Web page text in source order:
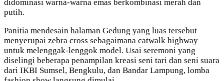
didominasi warna-warna emas berkombinasi merah dan
putih.
Panitia mendesain halaman Gedung yang luas tersebut
menyerupai zebra cross sebagaimana catwalk highway
untuk melenggak-lenggok model. Usai seremoni yang
diselingi beberapa penampilan kreasi seni tari dan seni suara
dari IKBI Sumsel, Bengkulu, dan Bandar Lampung, lomba